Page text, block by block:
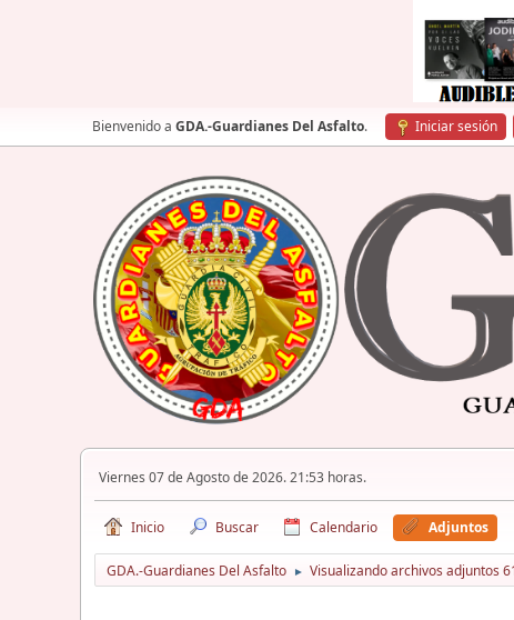
Bienvenido a GDA.-Guardianes Del Asfalto. Iniciar sesión
Viernes 07 de Agosto de 2026. 21:53 horas.
Inicio Buscar Calendario Adjuntos
GDA.-Guardianes Del Asfalto ► Visualizando archivos adjuntos